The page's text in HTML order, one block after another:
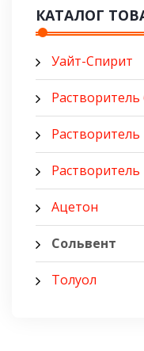
КАТАЛОГ
Уайт-Спирит
Растворитель
Растворитель
Ацетон
Сольвент
Толуол